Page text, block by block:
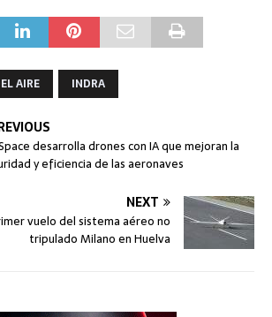
AIRE INDRA
desarrolla drones con IA que mejoran la
y eficiencia de las aeronaves
NEXT
vuelo del sistema aéreo no
tripulado Milano en Huelva